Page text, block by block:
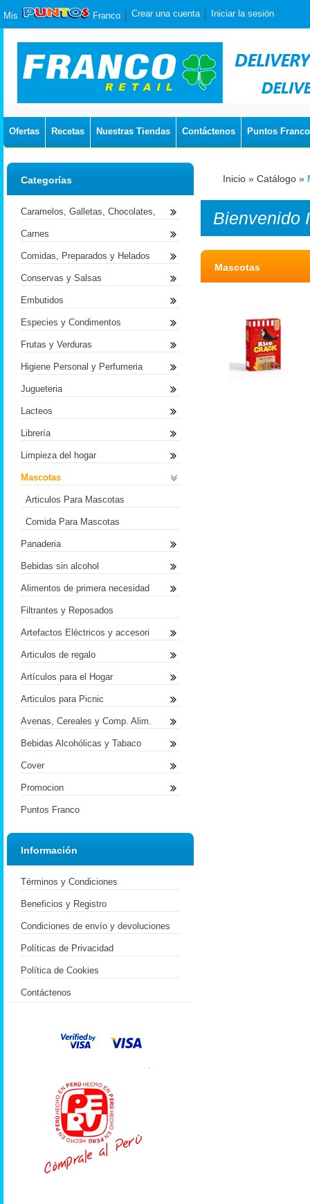
Mis Franco Crear una cuenta Iniciar la sesión
Ofertas Recetas Nuestras Tiendas Contáctenos Puntos Franco
Inicio » Catálogo »
Bienvenido
Mascotas
Categorías
Caramelos, Galletas, Chocolates,
Carnes
Comidas, Preparados y Helados
Conservas y Salsas
Embutidos
Especies y Condimentos
Frutas y Verduras
Higiene Personal y Perfumeria
Jugueteria
Lacteos
Librería
Limpieza del hogar
Mascotas
Articulos Para Mascotas
Comida Para Mascotas
Panaderia
Bebidas sin alcohol
Alimentos de primera necesidad
Filtrantes y Reposados
Artefactos Eléctricos y accesori
Articulos de regalo
Artículos para el Hogar
Articulos para Picnic
Avenas, Cereales y Comp. Alim.
Bebidas Alcohólicas y Tabaco
Cover
Promocion
Puntos Franco
Información
Términos y Condiciones
Beneficios y Registro
Condiciones de envío y devoluciones
Políticas de Privacidad
Política de Cookies
Contáctenos
.